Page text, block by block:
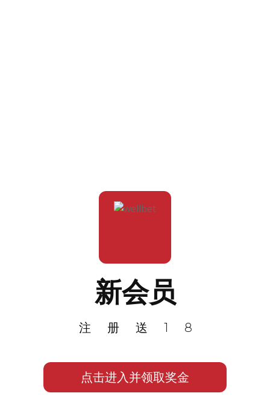
新会员
注册送18
点击进入并领取奖金